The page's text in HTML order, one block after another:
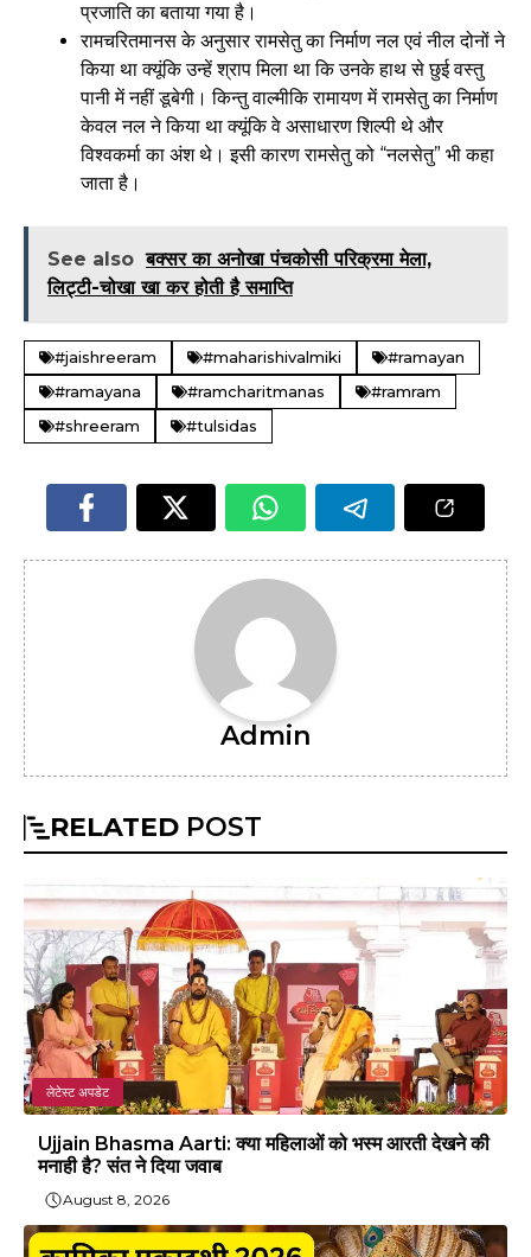
प्रजाति का बताया गया है।
रामचरितमानस के अनुसार रामसेतु का निर्माण नल एवं नील दोनों ने
किया था क्यूंकि उन्हें श्राप मिला था कि उनके हाथ से छुई वस्तु
पानी में नहीं डूबेगी। किन्तु वाल्मीकि रामायण में रामसेतु का निर्माण
केवल नल ने किया था क्यूंकि वे असाधारण शिल्पी थे और
विश्वकर्मा का अंश थे। इसी कारण रामसेतु को “नलसेतु” भी कहा
जाता है।
See also बक्सर का अनोखा पंचकोसी परिक्रमा मेला,
लिट्टी-चोखा खा कर होती है समाप्ति
#jaishreeram #maharishivalmiki
#ramayan
#ramayana
#ramcharitmanas
#ramram
#shreeram
#tulsidas
Admin
RELATED POST
लेटेस्ट अपडेट
Ujjain Bhasma Aarti: क्या महिलाओं को भस्म आरती देखने की
मनाही है? संत ने दिया जवाब
August 8, 2026